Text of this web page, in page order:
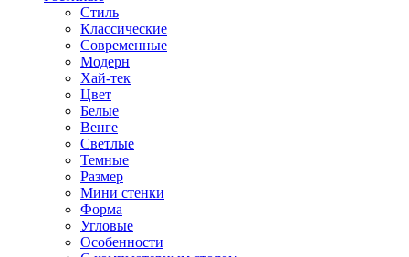
Стиль
Классические
Современные
Модерн
Хай-тек
Цвет
Белые
Венге
Светлые
Темные
Размер
Мини стенки
Форма
Угловые
Особенности